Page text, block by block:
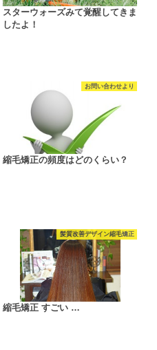
スターウォーズみて覚醒してきま
したよ！
お問い合わせより
縮毛矯正の頻度はどのくらい？
髪質改善デザイン縮毛矯正
縮毛矯正 すごい …